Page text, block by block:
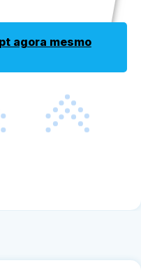
agora mesmo